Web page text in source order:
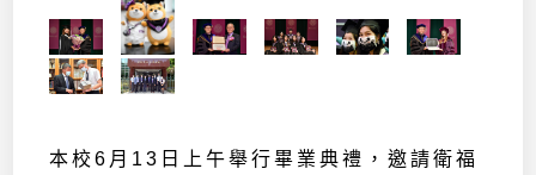
本校6月13日上午舉行畢業典禮，邀請衛福